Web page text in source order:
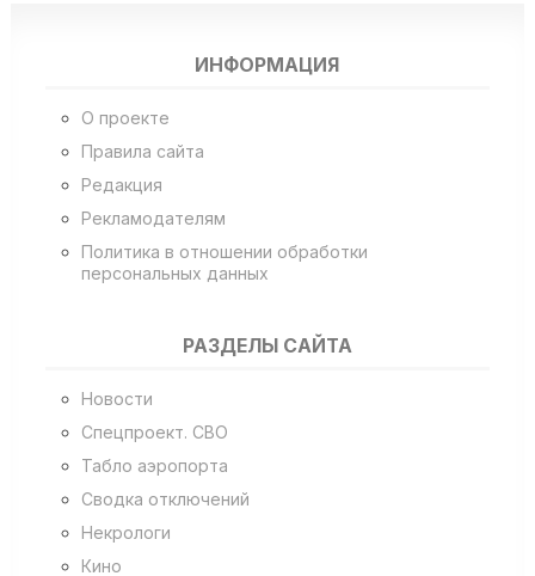
ИНФОРМАЦИЯ
О проекте
Правила сайта
Редакция
Рекламодателям
Политика в отношении обработки
персональных данных
РАЗДЕЛЫ САЙТА
Новости
Спецпроект. СВО
Табло аэропорта
Сводка отключений
Некрологи
Кино